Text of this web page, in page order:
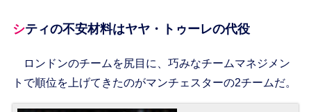
シティの不安材料はヤヤ・トゥーレの代役
ロンドンのチームを尻目に、巧みなチームマネジメン
トで順位を上げてきたのがマンチェスターの2チームだ。